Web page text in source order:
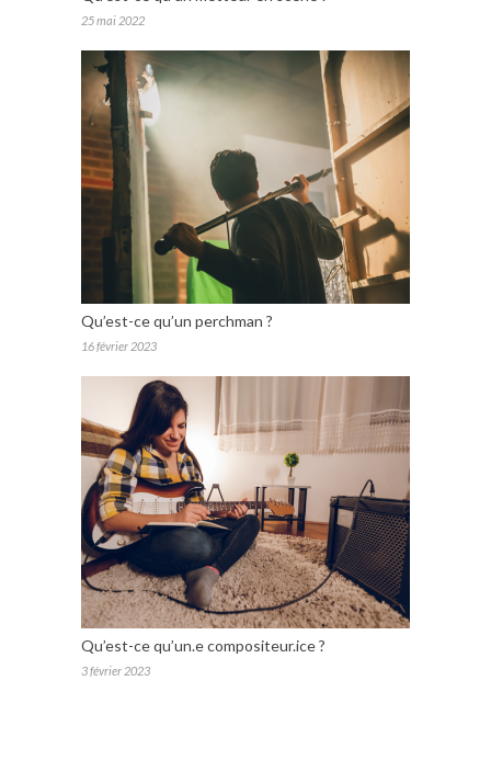
25 mai 2022
Qu’est-ce qu’un perchman ?
16 février 2023
Qu’est-ce qu’un.e compositeur.ice ?
3 février 2023